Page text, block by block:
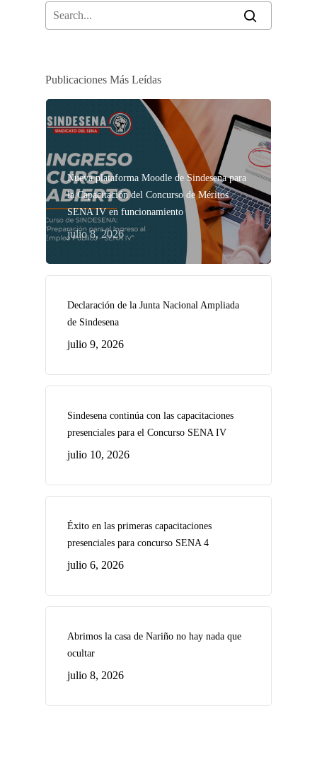
Publicaciones Más Leídas
Nueva plataforma Moodle de Sindesena para
la Capacitación del Concurso de Méritos
SENA IV en funcionamiento
julio 8, 2026
Declaración de la Junta Nacional Ampliada
de Sindesena
julio 9, 2026
Sindesena continúa con las capacitaciones
presenciales para el Concurso SENA IV
julio 10, 2026
Éxito en las primeras capacitaciones
presenciales para concurso SENA 4
julio 6, 2026
Abrimos la casa de Nariño no hay nada que
ocultar
julio 8, 2026